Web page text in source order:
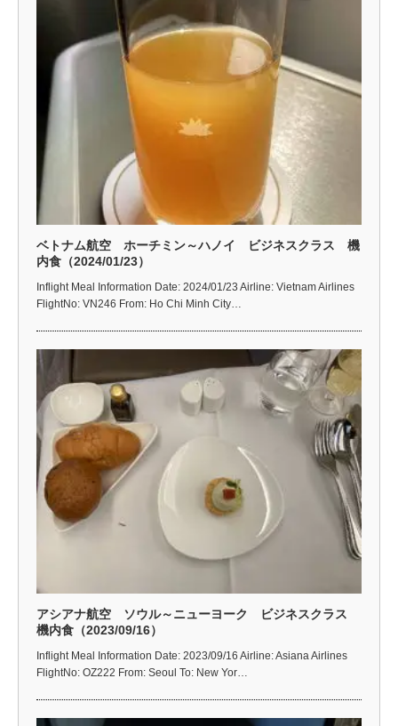
ベトナム航空 ホーチミン～ハノイ ビジネスクラス 機
内食（2024/01/23）
Inflight Meal Information Date: 2024/01/23 Airline: Vietnam Airlines
FlightNo: VN246 From: Ho Chi Minh City…
アシアナ航空 ソウル～ニューヨーク ビジネスクラス
機内食（2023/09/16）
Inflight Meal Information Date: 2023/09/16 Airline: Asiana Airlines
FlightNo: OZ222 From: Seoul To: New Yor…